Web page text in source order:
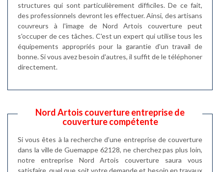
structures qui sont particulièrement difficiles. De ce fait,
des professionnels devront les effectuer. Ainsi, des artisans
couvreurs à l'image de Nord Artois couverture peut
s'occuper de ces tâches. C'est un expert qui utilise tous les
équipements appropriés pour la garantie d'un travail de
bonne. Si vous avez besoin d'autres, il suffit de le téléphoner
directement.
Nord Artois couverture entreprise de
couverture compétente
Si vous êtes à la recherche d’une entreprise de couverture
dans la ville de Guemappe 62128, ne cherchez pas plus loin,
notre entreprise Nord Artois couverture saura vous
satisfaire, quel que soit votre demande et besoin en travaux